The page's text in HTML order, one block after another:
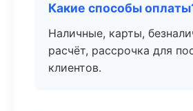
Какие способы
Наличные, карты,
расчёт, рассрочка для
клиентов.